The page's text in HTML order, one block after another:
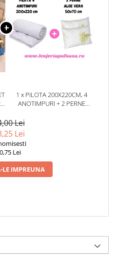
1 x PILOTA 200X220CM, 4
ANOTIMPURI + 2 PERNE
Lei
Lei
Lei
LE IMPREUNA